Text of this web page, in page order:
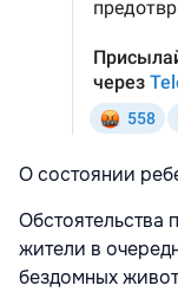
О состоянии
Обстоятельства
жители в
бездомных